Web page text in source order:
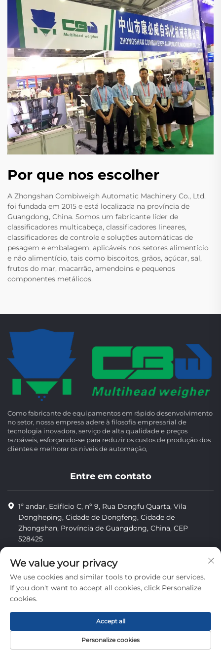
Por que nos escolher
A Zhongshan Combiweigh Automatic Machinery Co., Ltd.
foi fundada em 2015 e está localizada na província de
Guangdong, China. Somos um fabricante líder de
classificadores multicabeça, classificadores lineares,
classificadores de controle e soluções automáticas de
pesagem e embalagem, aplicáveis nos setores alimentício
e não alimentício, tais como biscoitos, grãos, açúcar, sal,
frutos do mar, macarrão, amendoins e pequenos
componentes metálicos.
Como fabricante de equipamentos em rápido desenvolvimento
no setor, nossa empresa adere à filosofia empresarial de
tecnologia inovadora, serviço de alta qualidade e preços
razoáveis, esforçando-se para reduzir os custos de produção dos
clientes e melhorar os níveis de automação,
Entre em contato
1º andar, Edifício C, nº 9, Rua Dongfu Quarta, Vila
Dongheping, Cidade de Dongfeng, Cidade de
Zhongshan, Província de Guangdong, China, CEP
528425
[email protected]
privacidade
We value your privacy
We use cookies and similar tools to provide our services.
If you don't want to accept all cookies, click Personalize
cookies.
Personalize cookies
Accept all